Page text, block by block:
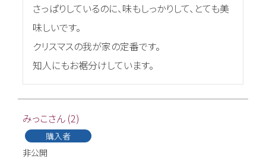
さっぱりしているのに、味もしっかりして、とても美
味しいです。
クリスマスの我が家の定番です。
知人にもお裾分けしています。
みっこ 2
購入者
非公開